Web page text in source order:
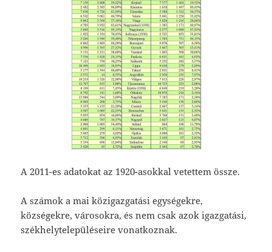
A 2011-es adatokat az 1920-asokkal vetettem össze.
A számok a mai közigazgatási egységekre,
községekre, városokra, és nem csak azok igazgatási,
székhelytelepüléseire vonatkoznak.